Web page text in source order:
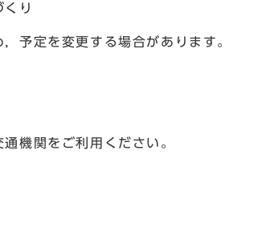
り
予定を変更する場合があります。
機関をご利用ください。